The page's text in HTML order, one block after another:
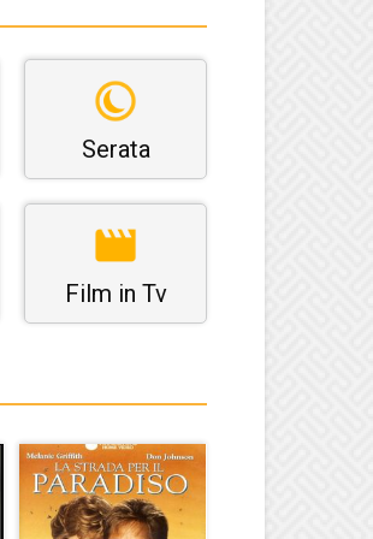
Serata
Film in Tv